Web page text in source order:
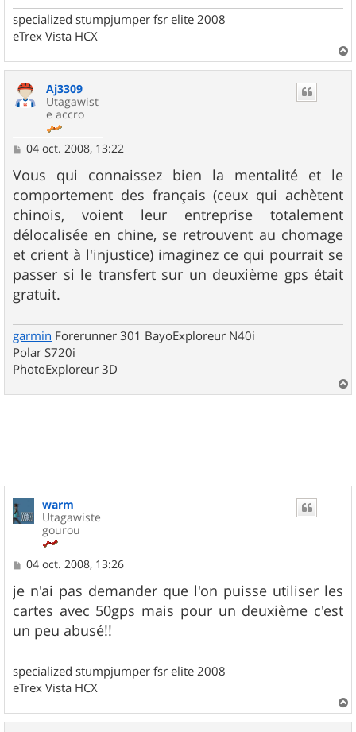
specialized stumpjumper fsr elite 2008
eTrex Vista HCX
a
Aj3309
Utagawist
e accro
M
s
s
a
g
e
04 oct. 2008, 13:22
Vous qui connaissez bien la mentalité et le
comportement des français (ceux qui achètent
chinois, voient leur entreprise totalement
délocalisée en chine, se retrouvent au chomage
et crient à l'injustice) imaginez ce qui pourrait se
passer si le transfert sur un deuxième gps était
gratuit.
garmin Forerunner 301 BayoExploreur N40i
Polar S720i
PhotoExploreur 3D
a
warm
Utagawiste
gourou
M
s
s
a
g
e
04 oct. 2008, 13:26
je n'ai pas demander que l'on puisse utiliser les
cartes avec 50gps mais pour un deuxième c'est
un peu abusé!!
specialized stumpjumper fsr elite 2008
eTrex Vista HCX
a